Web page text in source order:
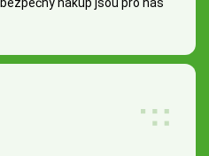
nákup jsou pro nás